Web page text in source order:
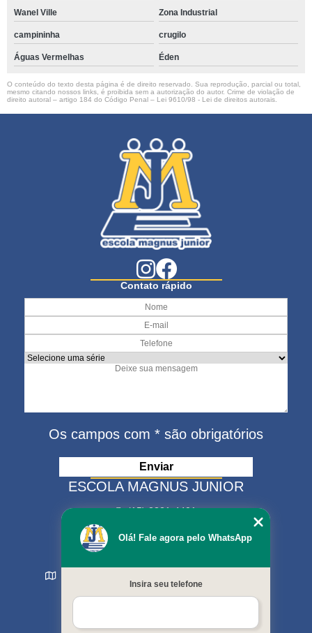
Wanel Ville Zona Industrial
campininha crugilo
Águas Vermelhas Éden
O conteúdo do texto desta página é de direito reservado. Sua reprodução, parcial ou total,
mesmo citando nossos links, é proibida sem a autorização do autor. Crime de violação de
direito autoral – artigo 184 do Código Penal – Lei 9610/98 - Lei de direitos autorais
Contato rápido
Os campos com * são obrigatórios
ESCOLA MAGNUS JUNIOR
(15) 3321-4401
(15) 99630-9333
matriculas@escolamagnus.com.br
Sorocaba - SP - CEP: 18044-130
MENU
Olá! Fale agora pelo WhatsApp
Insira seu telefone